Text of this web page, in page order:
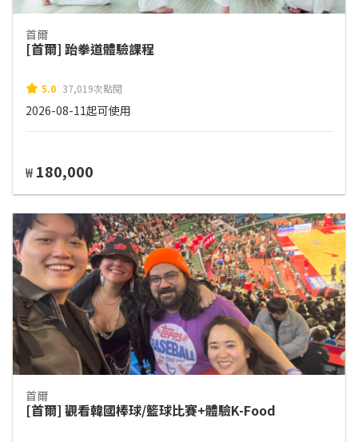
首爾
[首爾] 跆拳道體驗課程
5.0 37,019次點閱
2026-08-11起可使用
₩ 180,000
首爾
[首爾] 觀看韓國棒球/籃球比賽+體驗K-Food